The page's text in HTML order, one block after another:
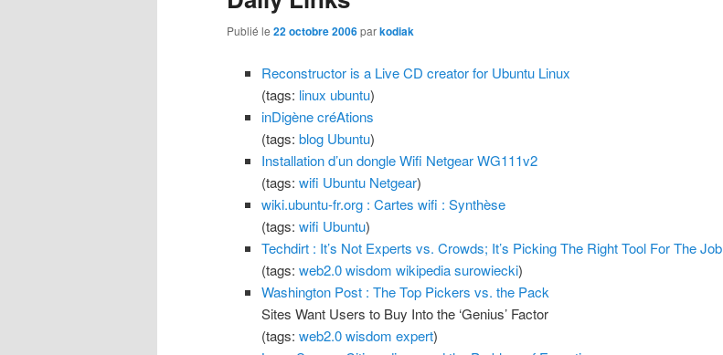
Publié le 22 octobre 2006parkodiak
Reconstructor is a Live CD creator for Ubuntu Linux
(tags: linux ubuntu)
inDigène créAtions
(tags: blog Ubuntu)
Installation d’un dongle Wifi Netgear WG111v2
(tags: wifi Ubuntu Netgear)
wiki.ubuntu-fr.org : Cartes wifi : Synthèse
(tags: wifi Ubuntu)
Techdirt : It’s Not Experts vs. Crowds; It’s Picking The Right Tool For The Job
(tags: web2.0 wisdom wikipedia surowiecki)
Washington Post : The Top Pickers vs. the Pack
Sites Want Users to Buy Into the ‘Genius’ Factor
(tags: web2.0 wisdom expert)